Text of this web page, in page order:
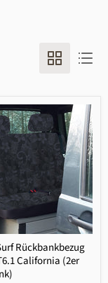
Rückbankbezug
California (2er